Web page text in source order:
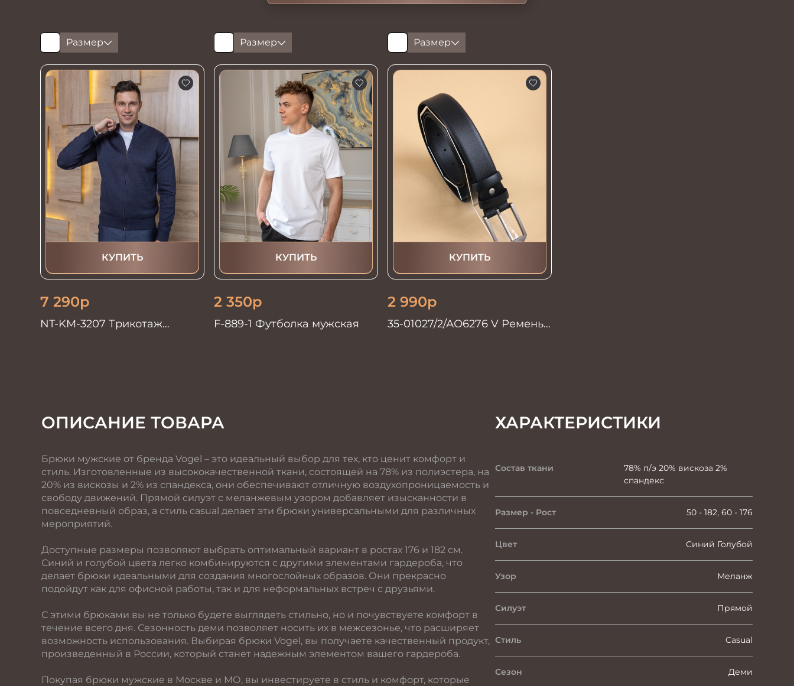
Размер
КУПИТЬ
7 290р
NT-KM-3207 Трикотаж
Размер
КУПИТЬ
2 350р
F-889-1 Футболка мужская
Размер
КУПИТЬ
2 990р
35-01027/2/АО6276 V Ремень
ОПИСАНИЕ ТОВАРА
Брюки мужские от бренда Vogel – это идеальный выбор для тех, кто ценит комфорт и
стиль. Изготовленные из высококачественной ткани, состоящей на 78% из полиэстера, на
20% из вискозы и 2% из спандекса, они обеспечивают отличную воздухопроницаемость и
свободу движений. Прямой силуэт с меланжевым узором добавляет изысканности в
повседневный образ, а стиль casual делает эти брюки универсальными для различных
мероприятий.
Доступные размеры позволяют выбрать оптимальный вариант в ростах 176 и 182 см.
Синий и голубой цвета легко комбинируются с другими элементами гардероба, что
делает брюки идеальными для создания многослойных образов. Они прекрасно
подойдут как для офисной работы, так и для неформальных встреч с друзьями.
С этими брюками вы не только будете выглядеть стильно, но и почувствуете комфорт в
течение всего дня. Сезонность деми позволяет носить их в межсезонье, что расширяет
возможность использования. Выбирая брюки Vogel, вы получаете качественный продукт,
произведенный в России, который станет надежным элементом вашего гардероба.
Покупая брюки мужские в Москве и МО, вы инвестируете в стиль и комфорт, которые
ХАРАКТЕРИСТИКИ
Состав ткани
78% п/э 20% вискоза 2%
спандекс
Размер - Рост 50 - 182, 60 - 176
Цвет Синий Голубой
Узор Меланж
Силуэт Прямой
Стиль Casual
Сезон Деми